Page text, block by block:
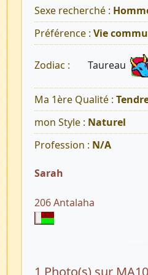
Sexe recherché :
Préférence : Vie
Zodiac : Taureau
Ma 1ère Qualité :
mon Style : Naturel
Profession : N/A
Sarah
206 Antalaha